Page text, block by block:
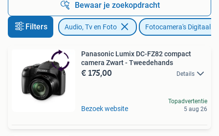
Bewaar je zoekopdracht
Filters Audio, Tv en Foto Fotocamera's Digitaal
Panasonic Lumix DC-FZ82 compact
camera Zwart - Tweedehands
€ 175,00 Details
Bezoek website
Topadvertentie
5 aug 26